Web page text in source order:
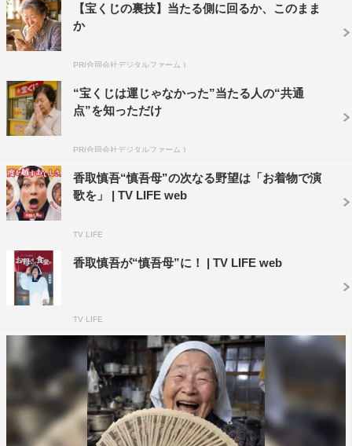
んなふざけた面白企画で生活に支障が出たら大変ですから
（笑）」とアドバイスを送った。
なお、東京メトロ半蔵門線渋谷駅のコンコースで、香取
のさまざまなのけぞりを一挙に見ることができる縦2m×横
14.5mという超巨大特別ビジュアルが掲出される（11月26
日（月）～ 12月2日（日）の期間限定）。
香取慎吾
【宝くじの裏技】当たる側に回るか、このまま
か
PR(合同会社デジタルファーム )
“宝くじは運じゃなかった”当たる人の“共通
点”を知っただけ
PR(合同会社デジタルファーム )
香取慎吾“慎吾母”の次なる野望は「お着物で演
歌を」 | TV LIFE web
TV LIFE
香取慎吾が“慎吾母”に！ | TV LIFE web
TV LIFE